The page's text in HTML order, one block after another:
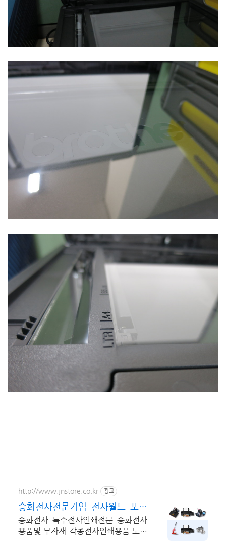
http://www.jnstore.co.kr 광고
승화전사전문기업 전사월드 포토
머그컵만들기 장비판매
승화전사 특수전사인쇄전문 승화전사
용품및 부자재 각종전사인쇄용품 도매